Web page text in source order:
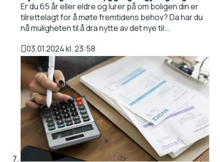
Er du 65 år eller eldre og lurer på om boligen din er
tilrettelagt for å møte fremtidens behov? Da har du
nå muligheten til å dra nytte av det nye til...
Publisert
03.01.2024 kl. 23:58